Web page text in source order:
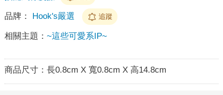
品牌： Hook's嚴選 追蹤
相關主題： ~這些可愛系IP~
商品尺寸： 長0.8cm X 寬0.8cm X 高14.8cm